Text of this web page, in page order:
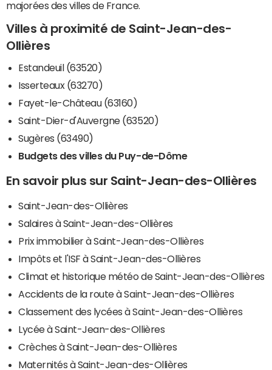
majorées des villes de France.
Villes à proximité de Saint-Jean-des-
Ollières
Estandeuil (63520)
Isserteaux (63270)
Fayet-le-Château (63160)
Saint-Dier-d'Auvergne (63520)
Sugères (63490)
Budgets des villes du Puy-de-Dôme
En savoir plus sur Saint-Jean-des-Ollières
Saint-Jean-des-Ollières
Salaires à Saint-Jean-des-Ollières
Prix immobilier à Saint-Jean-des-Ollières
Impôts et l'ISF à Saint-Jean-des-Ollières
Climat et historique météo de Saint-Jean-des-Ollières
Accidents de la route à Saint-Jean-des-Ollières
Classement des lycées à Saint-Jean-des-Ollières
Lycée à Saint-Jean-des-Ollières
Crèches à Saint-Jean-des-Ollières
Maternités à Saint-Jean-des-Ollières